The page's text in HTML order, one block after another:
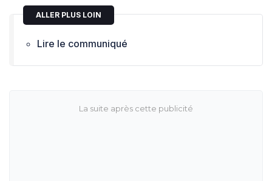
ALLER PLUS LOIN
Lire le communiqué